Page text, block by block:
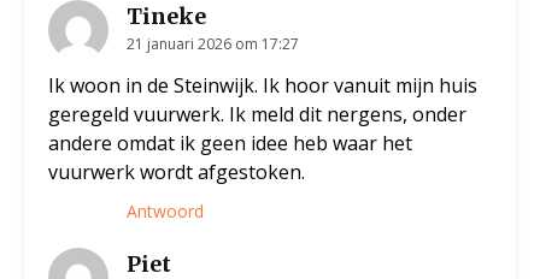
Tineke
21 januari 2026 om 17:27
Ik woon in de Steinwijk. Ik hoor vanuit mijn huis
geregeld vuurwerk. Ik meld dit nergens, onder
andere omdat ik geen idee heb waar het
vuurwerk wordt afgestoken.
Antwoord
Piet